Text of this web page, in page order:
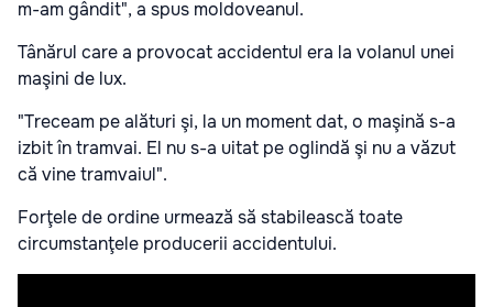
m-am gândit", a spus moldoveanul.
Tânărul care a provocat accidentul era la volanul unei
maşini de lux.
"Treceam pe alături şi, la un moment dat, o maşină s-a
izbit în tramvai. El nu s-a uitat pe oglindă şi nu a văzut
că vine tramvaiul".
Forţele de ordine urmează să stabilească toate
circumstanţele producerii accidentului.